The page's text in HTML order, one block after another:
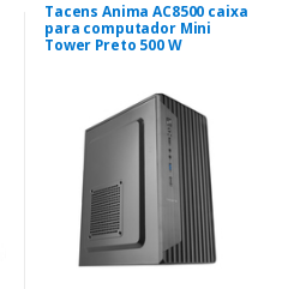
Tacens Anima AC8500 caixa
para computador Mini
Tower Preto 500 W